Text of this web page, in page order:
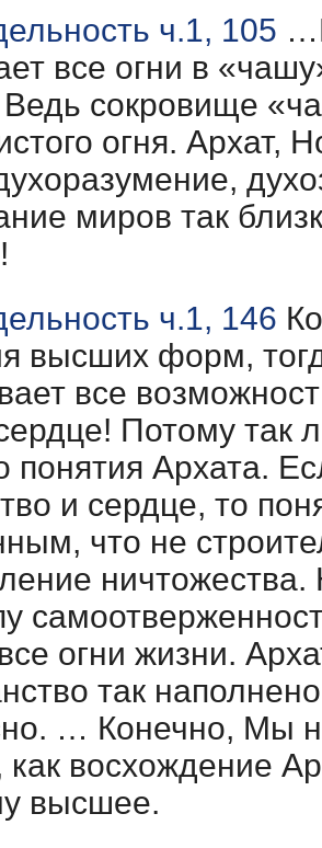
ч.1, 105
все огни в
сокровище
огня. Архат,
миров так
ч.1, 146
высших форм,
все
Потому так
понятия Архата.
и сердце, то
что не
ничтожества.
огни жизни.
так
… Конечно, Мы
как восхождение
высшее.